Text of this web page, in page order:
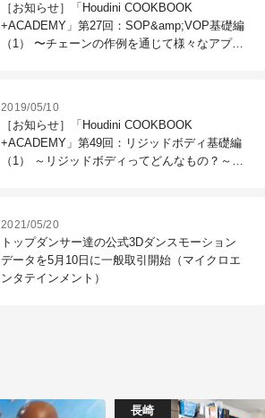
［お知らせ］「Houdini COOKBOOK
+ACADEMY」第27回：SOP&amp;VOP基礎編
（1） 〜チェーンの作例を通じて様々なアプロ
2019/05/10
［お知らせ］「Houdini COOKBOOK
+ACADEMY」第49回：リジッドボディ基礎編
（1） ～リジッドボディってどんなもの？～が
2021/05/20
トップダンサー達の公式3Dダンスモーション
データを5月10日に一般取引開始（マイクロエ
ンタテインメント）
長崎